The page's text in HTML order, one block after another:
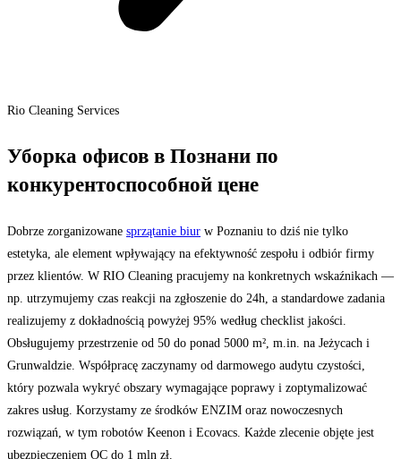
Rio Cleaning Services
Уборка офисов в Познани по
конкурентоспособной цене
Dobrze zorganizowane sprzątanie biur w Poznaniu to dziś nie tylko
estetyka, ale element wpływający na efektywność zespołu i odbiór firmy
przez klientów. W RIO Cleaning pracujemy na konkretnych wskaźnikach —
np. utrzymujemy czas reakcji na zgłoszenie do 24h, a standardowe zadania
realizujemy z dokładnością powyżej 95% według checklist jakości.
Obsługujemy przestrzenie od 50 do ponad 5000 m², m.in. na Jeżycach i
Grunwaldzie. Współpracę zaczynamy od darmowego audytu czystości,
który pozwala wykryć obszary wymagające poprawy i zoptymalizować
zakres usług. Korzystamy ze środków ENZIM oraz nowoczesnych
rozwiązań, w tym robotów Keenon i Ecovacs. Każde zlecenie objęte jest
ubezpieczeniem OC do 1 mln zł.